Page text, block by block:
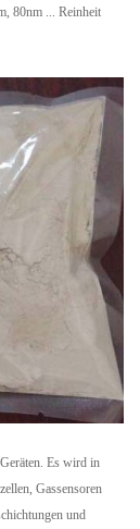
80nm ... Reinheit
Es wird in
Gassensoren
und